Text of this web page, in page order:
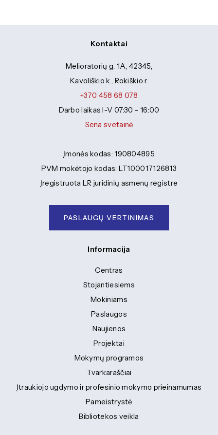
Kiti
Kontaktai
Melioratorių g. 1A, 42345,
Kavoliškio k., Rokiškio r.
+370 458 68 078
Darbo laikas I-V 07:30 – 16:00
Sena svetainė
Įmonės kodas: 190804895
PVM mokėtojo kodas: LT100017126813
Įregistruota LR juridinių asmenų registre
PASLAUGŲ VERTINIMAS
Informacija
Centras
Stojantiesiems
Mokiniams
Paslaugos
Naujienos
Projektai
Mokymų programos
Tvarkaraščiai
Įtraukiojo ugdymo ir profesinio mokymo prieinamumas
Pameistrystė
Bibliotekos veikla